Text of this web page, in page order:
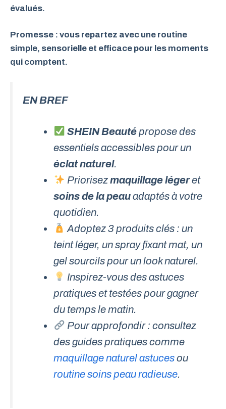
évalués.
Promesse : vous repartez avec une routine
simple, sensorielle et efficace pour les moments
qui comptent.
EN BREF
SHEIN Beautépropose des
essentiels accessibles pour un
éclat naturel.
Priorisezmaquillage légeret
soins de la peauadaptés à votre
quotidien.
Adoptez 3 produits clés : un
teint léger, un spray fixant mat, un
gel sourcils pour un look naturel.
Inspirez-vous des astuces
pratiques et testées pour gagner
du temps le matin.
Pour approfondir : consultez
des guides pratiques comme
maquillage naturel astucesou
routine soins peau radieuse.